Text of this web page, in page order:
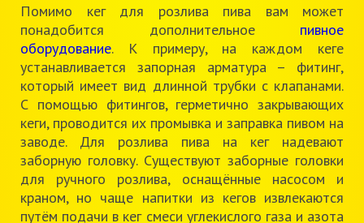
Помимо кег для розлива пива вам может
понадобится дополнительное пивное
оборудование. К примеру, на каждом кеге
устанавливается запорная арматура – фитинг,
который имеет вид длинной трубки с клапанами.
С помощью фитингов, герметично закрывающих
кеги, проводится их промывка и заправка пивом на
заводе. Для розлива пива на кег надевают
заборную головку. Существуют заборные головки
для ручного розлива, оснащённые насосом и
краном, но чаще напитки из кегов извлекаются
путём подачи в кег смеси углекислого газа и азота